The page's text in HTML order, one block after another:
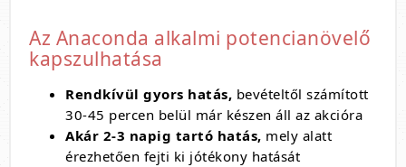
Az Anaconda alkalmi potencianövelő
kapszulhatása
Rendkívül gyors hatás, bevételtől számított
30-45 percen belül már készen áll az akcióra
Akár 2-3 napig tartó hatás, mely alatt
érezhetően fejti ki jótékony hatását